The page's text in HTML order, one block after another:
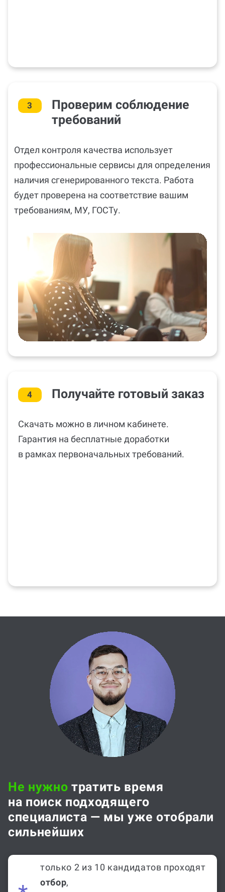
Проверим соблюдение
Отдел контроля качества использует
профессиональные сервисы для определения
наличия сгенерированного текста. Работа
будет проверена на соответствие вашим
требованиям, МУ, ГОСТу.
Получайте готовый заказ
Скачать можно в личном кабинете.
Гарантия на бесплатные доработки
Не нужнотратить время
на поиск подходящего
специалиста — мы уже отобрали
сильнейших